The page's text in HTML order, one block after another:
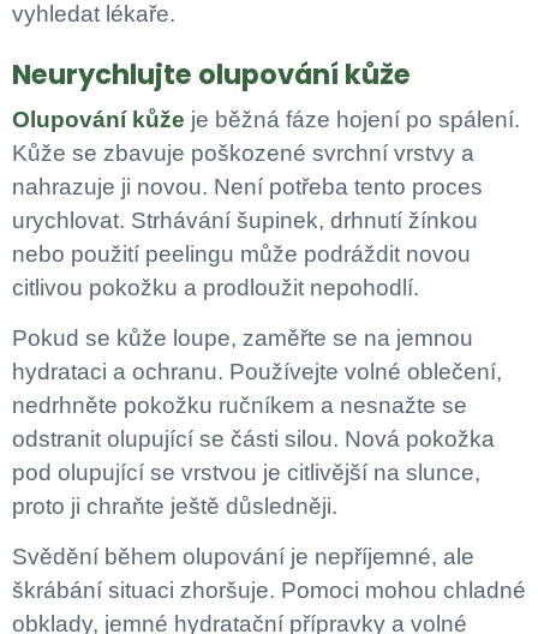
vyhledat lékaře.
Neurychlujte olupování kůže
Olupování kůže je běžná fáze hojení po spálení.
Kůže se zbavuje poškozené svrchní vrstvy a
nahrazuje ji novou. Není potřeba tento proces
urychlovat. Strhávání šupinek, drhnutí žínkou
nebo použití peelingu může podráždit novou
citlivou pokožku a prodloužit nepohodlí.
Pokud se kůže loupe, zaměřte se na jemnou
hydrataci a ochranu. Používejte volné oblečení,
nedrhněte pokožku ručníkem a nesnažte se
odstranit olupující se části silou. Nová pokožka
pod olupující se vrstvou je citlivější na slunce,
proto ji chraňte ještě důsledněji.
Svědění během olupování je nepříjemné, ale
škrábání situaci zhoršuje. Pomoci mohou chladné
obklady, jemné hydratační přípravky a volné